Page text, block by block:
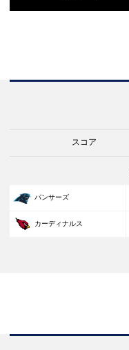
スコア
パンサーズ
カーディナルス